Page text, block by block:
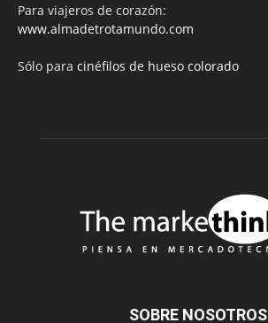
Para viajeros de corazón:
www.almadetrotamundo.com
Sólo para cinéfilos de hueso colorado
SOBRE NOSOTROS